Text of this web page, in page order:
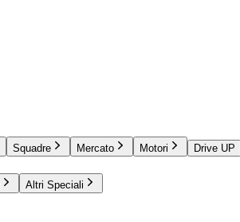
Squadre Mercato Motori Drive UP
Altri Speciali